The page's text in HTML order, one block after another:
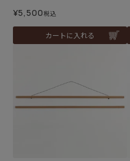
¥5,500税込
カートに入れる